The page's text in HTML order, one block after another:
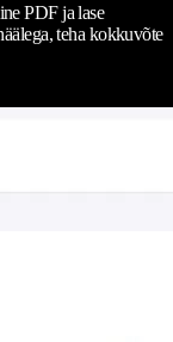
PDF ja lase
teha kokkuvõte